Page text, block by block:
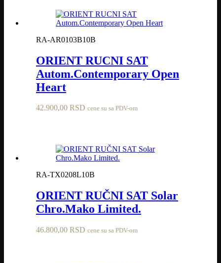
RA-AR0103B10B
ORIENT RUCNI SAT
Autom.Contemporary Open
Heart
42.900,00 RSD cene su sa PDV-om
RA-TX0208L10B
ORIENT RUČNI SAT Solar
Chro.Mako Limited.
46.800,00 RSD cene su sa PDV-om